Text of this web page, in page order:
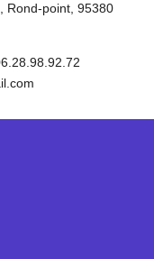
Rond-point, 95380